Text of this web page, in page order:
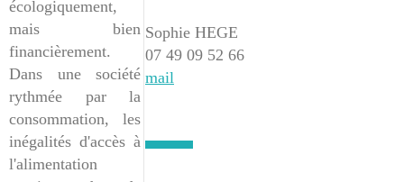
écologiquement,
mais bien
financièrement.
Dans une société
rythmée par la
consommation, les
inégalités d'accès à
l'alimentation
Sophie HEGE
07 49 09 52 66
mail